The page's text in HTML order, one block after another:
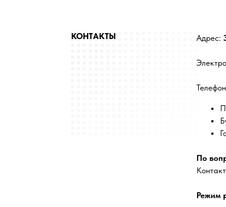
Адрес:
По
Режим
КОНТАКТЫ